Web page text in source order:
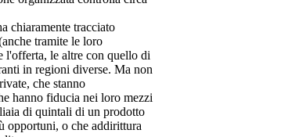
chiaramente tracciato
tramite le loro
l'offerta, le altre con quello di
in regioni diverse. Ma non
che stanno
hanno fiducia nei loro mezzi
di quintali di un prodotto
opportuni, o che addirittura